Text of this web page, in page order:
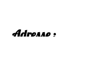
Adresse :